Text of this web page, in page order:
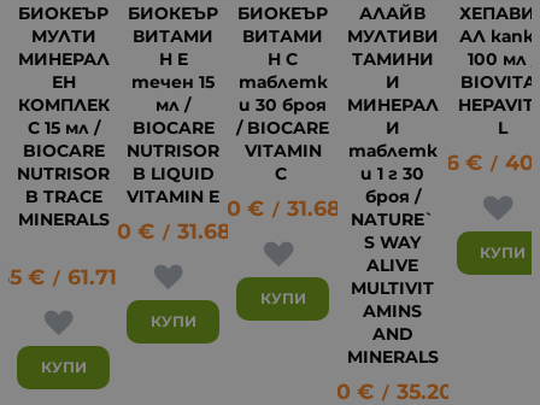
БИОКЕЪР
МУЛТИ
МИНЕРАЛ
ЕН
КОМПЛЕК
С 15 мл /
BIOCARE
NUTRISOR
B TRACE
MINERALS
€ / 61.71 лв.
КУПИ
БИОКЕЪР
ВИТАМИ
Н E
течен 15
мл /
BIOCARE
NUTRISOR
B LIQUID
VITAMIN E
16.20 € / 31.68
КУПИ
БИОКЕЪР
ВИТАМИ
Н C
таблетк
и 30 броя
/ BIOCARE
VITAMIN
C
16.20 € / 31.68 лв.
КУПИ
АЛАЙВ
МУЛТИВИ
ТАМИНИ
И
МИНЕРАЛ
И
таблетк
и 1 г 30
броя /
NATURE`
S WAY
ALIVE
MULTIVIT
AMINS
AND
MINERALS
18.00 € / 35.20
АЛ
100 мл /
L
20.96 € /
КУПИ